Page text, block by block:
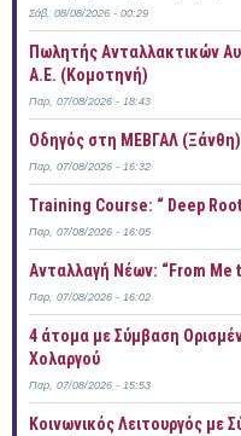
Σάβ, 08/08/2026 - 00:29
Πωλητής Ανταλλακτικών
Α.Ε. (Κομοτηνή)
Παρ, 07/08/2026 - 18:43
Οδηγός στη ΜΕΒΓΑΛ (Ξάνθη)
Παρ, 07/08/2026 - 16:32
Training Course: “ Deep
Παρ, 07/08/2026 - 16:05
Ανταλλαγή Νέων: “From Me
Παρ, 07/08/2026 - 16:02
4 άτομα με Σύμβαση
Χολαργού
Παρ, 07/08/2026 - 15:53
Κοινωνικός Λειτουργός με